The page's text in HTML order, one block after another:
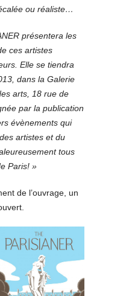
ou réaliste…
présentera les
ces artistes
Elle se tiendra
dans la Galerie
arts, 18 rue de
par la publication
évènements qui
artistes et du
tous
Paris! »
de l’ouvrage, un